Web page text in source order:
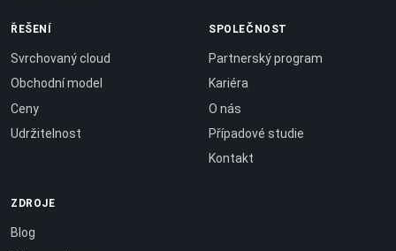
ŘEŠENÍ
Svrchovaný cloud
Obchodní model
Ceny
Udržitelnost
SPOLEČNOST
Partnerský program
Kariéra
O nás
Případové studie
Kontakt
ZDROJE
Blog